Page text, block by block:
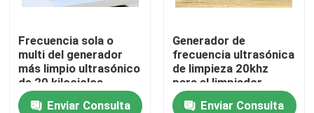
Hogar
Frecuencia sola o
multi del generador
más limpio ultrasónico
de 20 kilociclos
Enviar Consulta
Generador de
frecuencia ultrasónica
de limpieza 20khz
para el limpiador
ultrasónico
Enviar Consulta